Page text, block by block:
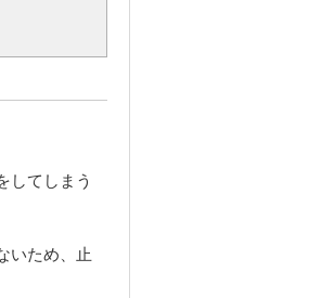
してしまう
いため、止